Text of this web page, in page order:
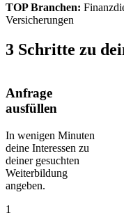
TOP Branchen:
Versicherungen
3 Schritte zu
Anfrage
ausfüllen
In wenigen Minuten
deine Interessen zu
deiner gesuchten
Weiterbildung
angeben.
1